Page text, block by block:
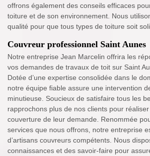
offrons également des conseils efficaces
toiture et de son environnement. Nous
qualité pour que tous types de toiture soit
Couvreur professionnel Saint Aunes
Notre entreprise Jean Marcelin offrira les
vos demandes de travaux de toit sur Saint
Dotée d’une expertise consolidée dans le
notre équipe fiable assure une intervention
minutieuse. Soucieux de satisfaire tous les
rapprochons plus de nos clients pour
couverture de leur demande. Renommée
services que nous offrons, notre entreprise
d’artisans couvreurs compétents. Nous
connaissances et des savoir-faire pour